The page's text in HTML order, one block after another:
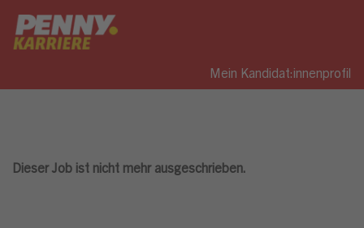
Mein Kandidat:innenprofil
Dieser Job ist nicht mehr ausgeschrieben.